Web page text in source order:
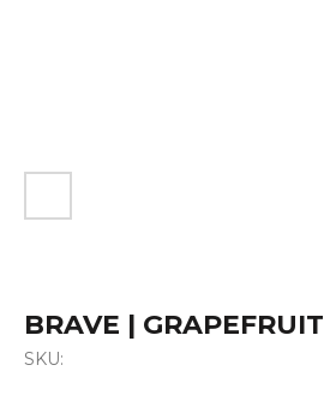
BRAVE | GRAPEFRUIT
SKU: